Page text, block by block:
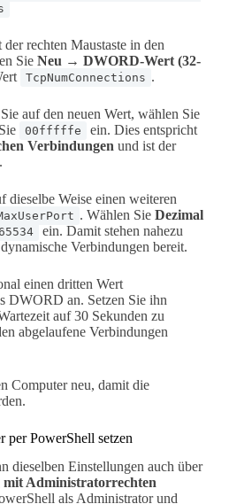
rechten Maustaste in den
Sie Neu → DWORD-Wert (32-
TcpNumConnections .
auf den neuen Wert, wählen Sie
00fffffe
ein. Dies entspricht
Verbindungen und ist der
dieselbe Weise einen weiteren
. Wählen Sie Dezimal
ein. Damit stehen nahezu
Verbindungen bereit.
einen dritten Wert
DWORD an. Setzen Sie ihn
auf 30 Sekunden zu
abgelaufene Verbindungen
Computer neu, damit die
per PowerShell setzen
dieselben Einstellungen auch über
mit Administratorrechten
als Administrator und